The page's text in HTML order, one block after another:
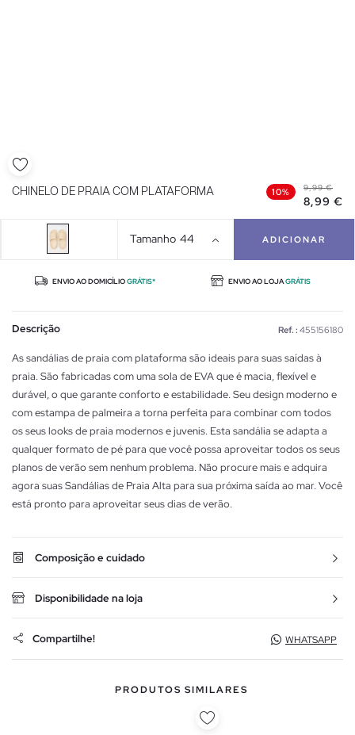
CHINELO DE PRAIA COM PLATAFORMA 10% 9,99 €
8,99 €
Tamanho 44 ADICIONAR
ENVIO AO DOMICÍLIOGRÁTIS* ENVIO AO LOJAGRÁTIS
Descrição Ref. : 455156180
As sandálias de praia com plataforma são ideais para suas saídas à
praia. São fabricadas com uma sola de EVA que é macia, flexível e
durável, o que garante conforto e estabilidade. Seu design moderno e
com estampa de palmeira a torna perfeita para combinar com todos
os seus looks de praia modernos e juvenis. Esta sandália se adapta a
qualquer formato de pé para que você possa aproveitar todos os seus
planos de verão sem nenhum problema. Não procure mais e adquira
agora suas Sandálias de Praia Alta para sua próxima saída ao mar. Você
está pronto para aproveitar seus dias de verão.
Composição e cuidado
Disponibilidade na loja
Compartilhe! WHATSAPP
PRODUTOS SIMILARES